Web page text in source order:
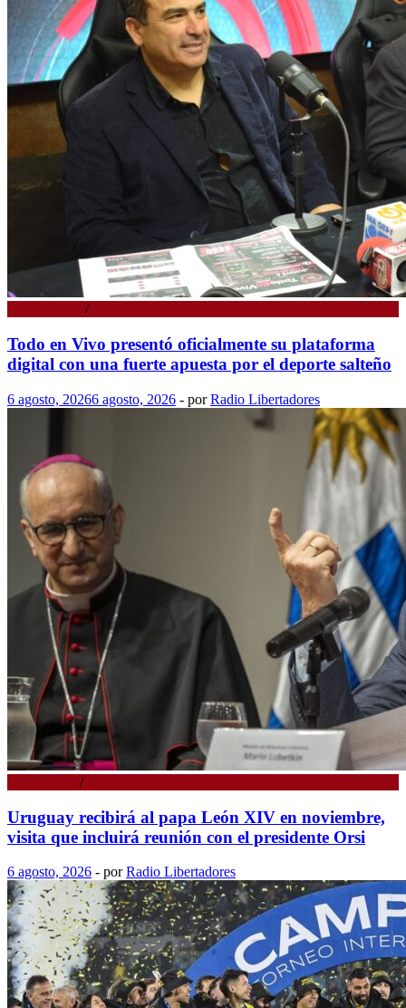
/
Todo en Vivo presentó oficialmente su plataforma
digital con una fuerte apuesta por el deporte salteño
6 agosto, 20266 agosto, 2026 - porRadio Libertadores
/
Uruguay recibirá al papa León XIV en noviembre,
visita que incluirá reunión con el presidente Orsi
6 agosto, 2026 - porRadio Libertadores